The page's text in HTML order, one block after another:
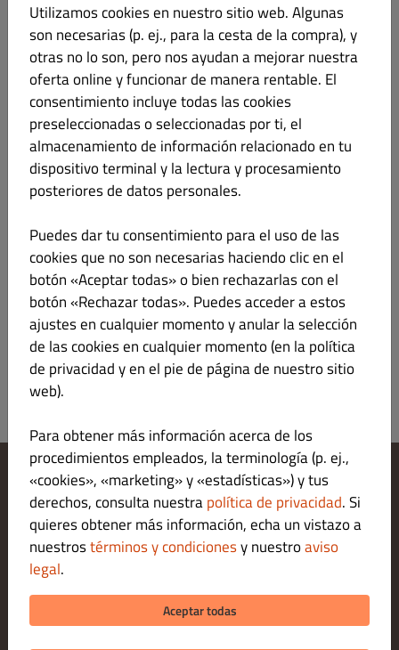
LITTLE € 8.90
NORMAL € 12.90
SUPER € 15.90
Cambiar los ajustes de cookies
Contáctanos
Política de privacidad
Términos y condiciones
Legal notice
MÉTODOS DE PAGO PARA RECOGIDAS
Utilizamos cookies en nuestro sitio web. Algunas
son necesarias (p. ej., para la cesta de la compra), y
otras no lo son, pero nos ayudan a mejorar nuestra
oferta online y funcionar de manera rentable. El
consentimiento incluye todas las cookies
preseleccionadas o seleccionadas por ti, el
almacenamiento de información relacionado en tu
dispositivo terminal y la lectura y procesamiento
posteriores de datos personales.
Puedes dar tu consentimiento para el uso de las
cookies que no son necesarias haciendo clic en el
botón «Aceptar todas» o bien rechazarlas con el
botón «Rechazar todas». Puedes acceder a estos
ajustes en cualquier momento y anular la selección
de las cookies en cualquier momento (en la política
de privacidad y en el pie de página de nuestro sitio
web).
Para obtener más información acerca de los
procedimientos empleados, la terminología (p. ej.,
«cookies», «marketing» y «estadísticas») y tus
derechos, consulta nuestrapolítica de privacidad. Si
quieres obtener más información, echa un vistazo a
nuestrostérminos y condicionesy nuestroaviso
legal.
Aceptar todas